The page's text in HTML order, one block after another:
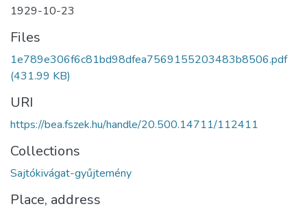
1929-10-23
Files
1e789e306f6c81bd98dfea7569155203483b8506.pdf
(431.99 KB)
URI
https://bea.fszek.hu/handle/20.500.14711/112411
Collections
Sajtókivágat-gyűjtemény
Place, address